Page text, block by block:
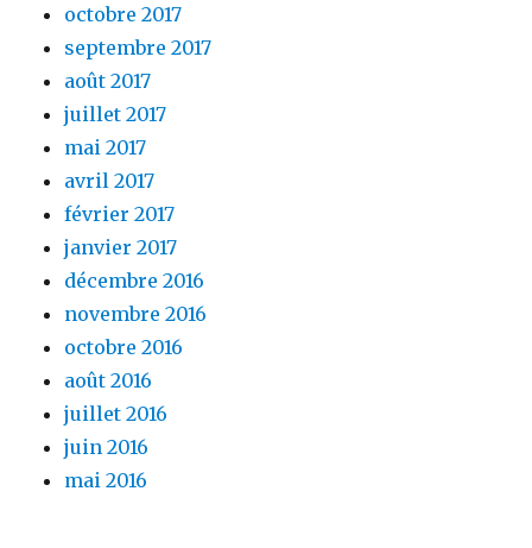
octobre 2017
septembre 2017
août 2017
juillet 2017
mai 2017
avril 2017
février 2017
janvier 2017
décembre 2016
novembre 2016
octobre 2016
août 2016
juillet 2016
juin 2016
mai 2016